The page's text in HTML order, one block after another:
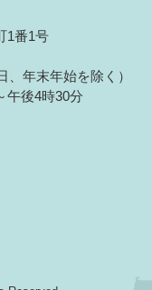
1番1号
年末年始を除く）
午後4時30分